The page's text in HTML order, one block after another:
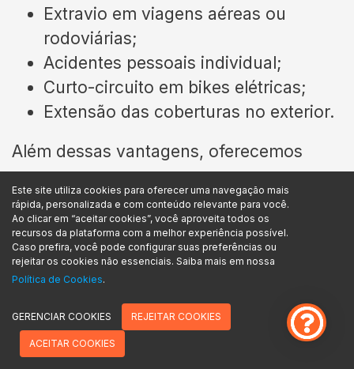
Extravio em viagens aéreas ou
rodoviárias;
Acidentes pessoais individual;
Curto-circuito em bikes elétricas;
Extensão das coberturas no exterior.
Além dessas vantagens, oferecemos
pagamento facilitado para você não ficar
sem proteger sua bicicleta.
Procurando seguro para sua bike? Com a
Assegurou você encontra o seguro
certo para a sua bicicleta, onde você
estiver!
Este site utiliza cookies para oferecer uma navegação mais
rápida, personalizada e com conteúdo relevante para você.
Ao clicar em “aceitar cookies”, você aproveita todos os
recursos da plataforma com a melhor experiência possível.
Caso prefira, você pode configurar suas preferências ou
rejeitar os cookies não essenciais. Saiba mais em nossa
Política de Cookies.
GERENCIAR COOKIES REJEITAR COOKIES
ACEITAR COOKIES